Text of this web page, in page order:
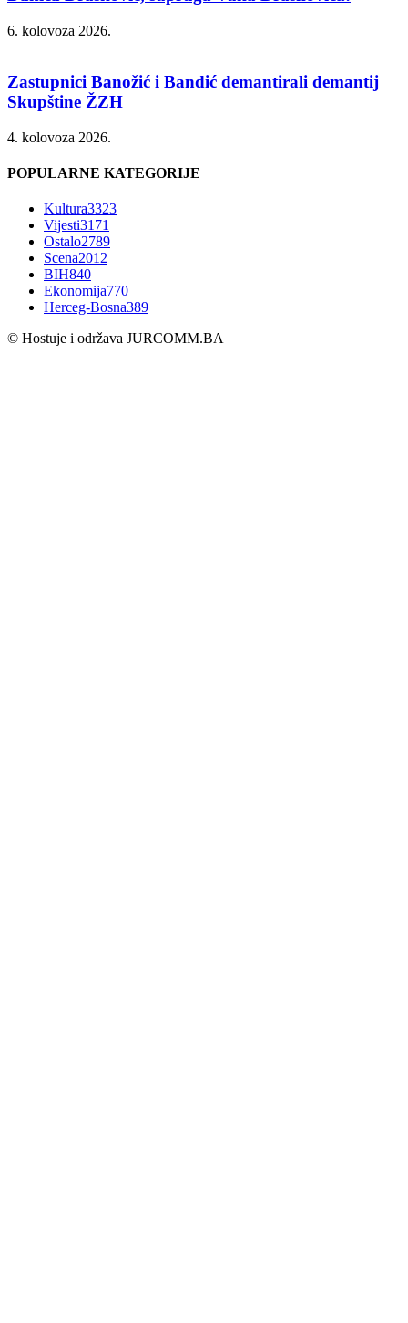
6. kolovoza 2026.
Zastupnici Banožić i Bandić demantirali demantij
Skupštine ŽZH
4. kolovoza 2026.
POPULARNE KATEGORIJE
Kultura3323
Vijesti3171
Ostalo2789
Scena2012
BIH840
Ekonomija770
Herceg-Bosna389
© Hostuje i održava JURCOMM.BA